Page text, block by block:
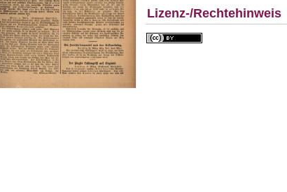
Lizenz-/Rechtehinweis